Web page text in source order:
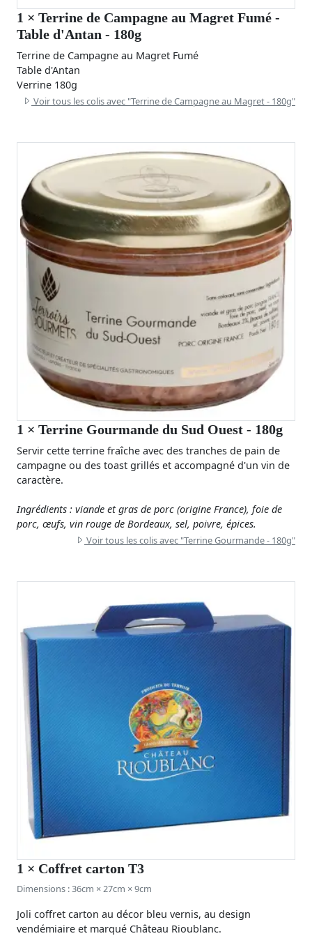
1 × Terrine de Campagne au Magret Fumé -
Table d'Antan - 180g
Terrine de Campagne au Magret Fumé
Table d'Antan
Verrine 180g
Voir tous les colis avec "Terrine de Campagne au Magret - 180g"
1 × Terrine Gourmande du Sud Ouest - 180g
Servir cette terrine fraîche avec des tranches de pain de
campagne ou des toast grillés et accompagné d'un vin de
caractère.
Ingrédients : viande et gras de porc (origine France), foie de
porc, œufs, vin rouge de Bordeaux, sel, poivre, épices.
Voir tous les colis avec "Terrine Gourmande - 180g"
1 × Coffret carton T3
Dimensions : 36cm × 27cm × 9cm
Joli coffret carton au décor bleu vernis, au design
vendémiaire et marqué Château Rioublanc.